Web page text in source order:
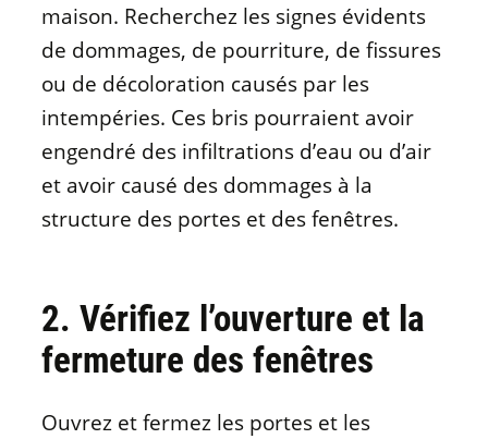
maison. Recherchez les signes évidents
de dommages, de pourriture, de fissures
ou de décoloration causés par les
intempéries. Ces bris pourraient avoir
engendré des infiltrations d’eau ou d’air
et avoir causé des dommages à la
structure des portes et des fenêtres.
2. Vérifiez l’ouverture et la
fermeture des fenêtres
Ouvrez et fermez les portes et les